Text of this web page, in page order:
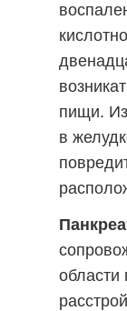
пищи.
в
области